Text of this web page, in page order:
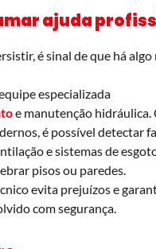
ajuda
é sinal de que há
especializada
e manutenção hidráulica.
é possível detectar
e sistemas de
pisos ou paredes.
evita prejuízos e
com segurança.